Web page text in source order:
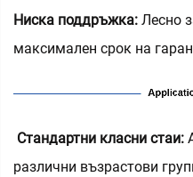
Ниска поддръжка: Лесно
максимален срок на
Стандартни класни стаи:
различни възрастови